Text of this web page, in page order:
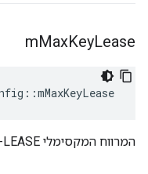
mMaxKeyLease
::mMaxKeyLease
המרווח המקסימלי KEY-LEASE בשניות.